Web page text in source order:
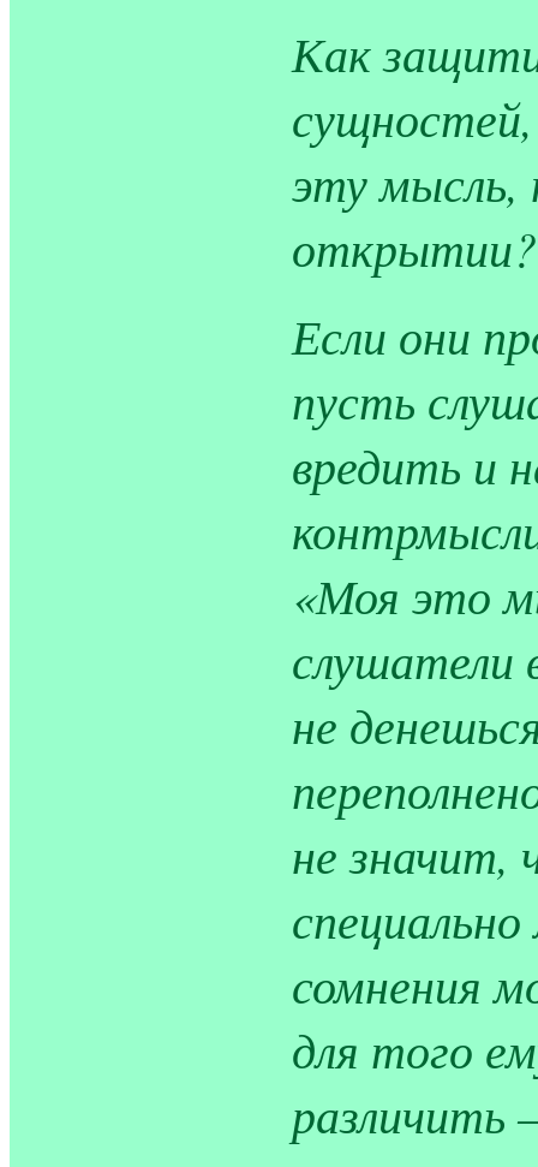
Как
эту мысль,
открытии?
Если они
пусть
вредить и
«Моя это
слушатели
не
не
сомнения
для того
различить